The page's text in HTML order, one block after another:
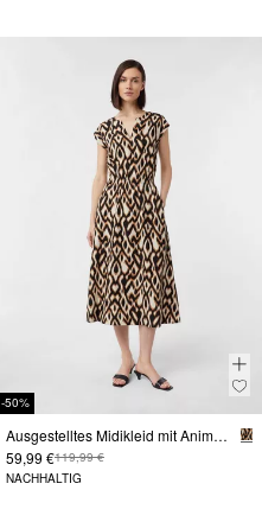
-50%
Ausgestelltes Midikleid mit Animal-Print und V-Ausschnitt
59,99 €119,99 €
NACHHALTIG